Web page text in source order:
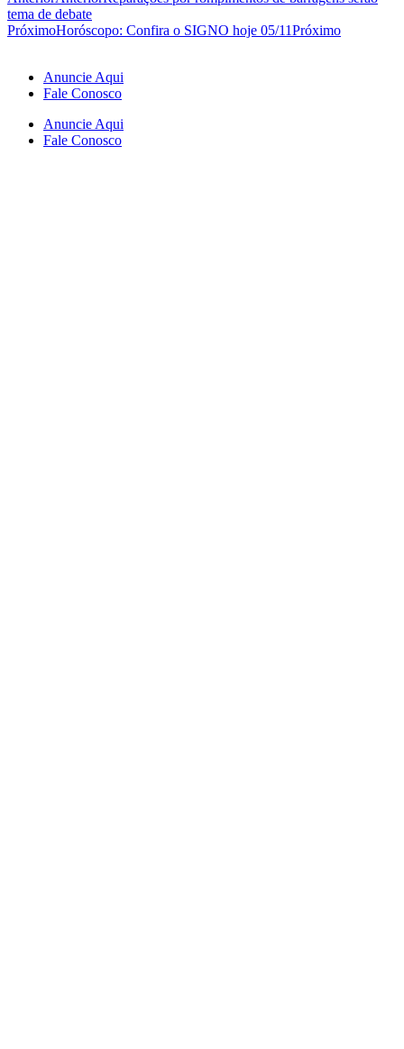
tema de debate
PróximoHoróscopo: Confira o SIGNO hoje 05/11Próximo
Anuncie Aqui
Fale Conosco
Anuncie Aqui
Fale Conosco